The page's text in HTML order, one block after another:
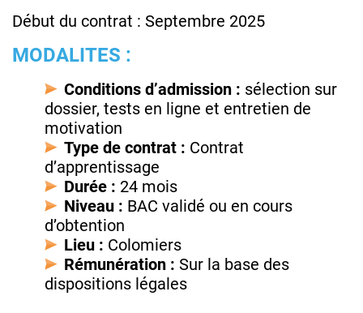
Début du contrat : Septembre 2025
MODALITES :
Conditions d’admission : sélection sur
dossier, tests en ligne et entretien de
motivation
Type de contrat : Contrat
d’apprentissage
Durée : 24 mois
Niveau : BAC validé ou en cours
d’obtention
Lieu : Colomiers
Rémunération : Sur la base des
dispositions légales